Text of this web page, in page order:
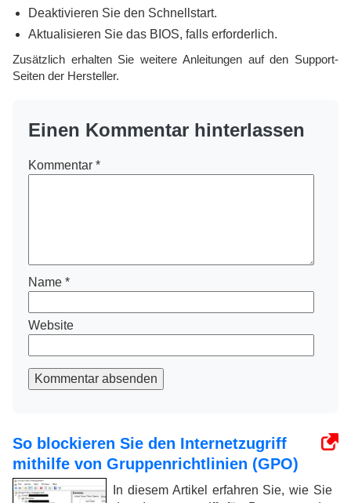
Deaktivieren Sie den Schnellstart.
Aktualisieren Sie das BIOS, falls erforderlich.
Zusätzlich erhalten Sie weitere Anleitungen auf den Support-
Seiten der Hersteller.
Einen Kommentar hinterlassen
Kommentar *
Name *
Website
Kommentar absenden
So blockieren Sie den Internetzugriff
mithilfe von Gruppenrichtlinien (GPO)
In diesem Artikel erfahren Sie, wie Sie